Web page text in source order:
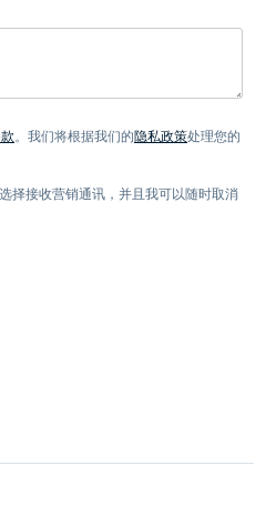
。我们将根据我们的隐私政策处理您的
择接收营销通讯，并且我可以随时取消